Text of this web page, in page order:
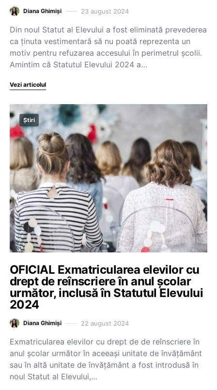
Diana Ghimiși 23 august 2024
Din noul Statut al Elevului a fost eliminată prevederea
ca ținuta vestimentară să nu poată reprezenta un
motiv pentru refuzarea accesului în perimetrul școlii.
Amintim că Statutul Elevului 2024 a…
Vezi articolul
Știri
OFICIAL Exmatricularea elevilor cu
drept de reînscriere în anul școlar
următor, inclusă în Statutul Elevului
2024
Diana Ghimiși 22 august 2024
Exmatricularea elevilor cu drept de de reînscriere în
anul școlar următor în aceeași unitate de învățământ
sau în altă unitate de învățământ a fost introdusă în
noul Statut al Elevului,…